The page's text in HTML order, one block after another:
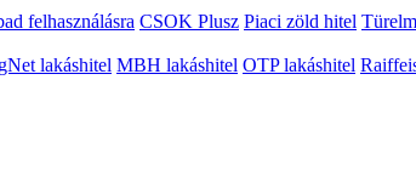
felhasználásra CSOK Plusz Piaci zöld hitel
lakáshitel MBH lakáshitel OTP lakáshitel